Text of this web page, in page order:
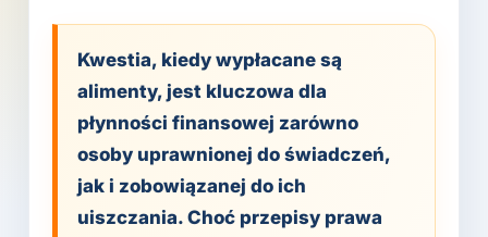
Kwestia, kiedy wypłacane są
alimenty, jest kluczowa dla
płynności finansowej zarówno
osoby uprawnionej do świadczeń,
jak i zobowiązanej do ich
uiszczania. Choć przepisy prawa